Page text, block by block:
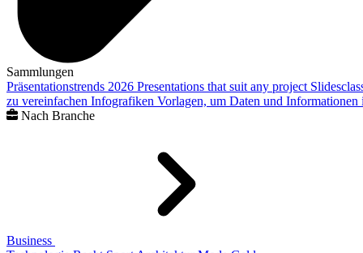
Sammlungen
Präsentationstrends 2026 Presentations that suit any project
zu vereinfachen Infografiken Vorlagen, um Daten und
Nach Branche
Business